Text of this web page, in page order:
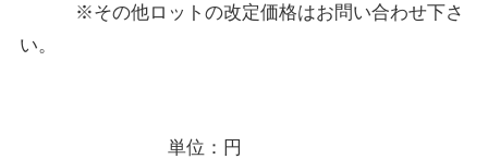
※その他ロットの改定価格はお問い合わせ下さ
い。
単位：円